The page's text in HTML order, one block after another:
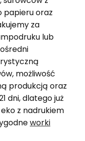
papieru oraz
za
lub
możliwość
produkcją oraz
dni, dlatego już
z nadrukiem
worki